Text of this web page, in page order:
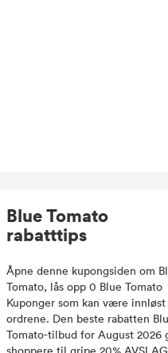
Blue Tomato
rabatttips
Åpne denne kupongsiden om
Tomato, lås opp 0 Blue Tomato
Kuponger som kan være innløst
ordrene. Den beste rabatten
Tomato-tilbud for August 2026